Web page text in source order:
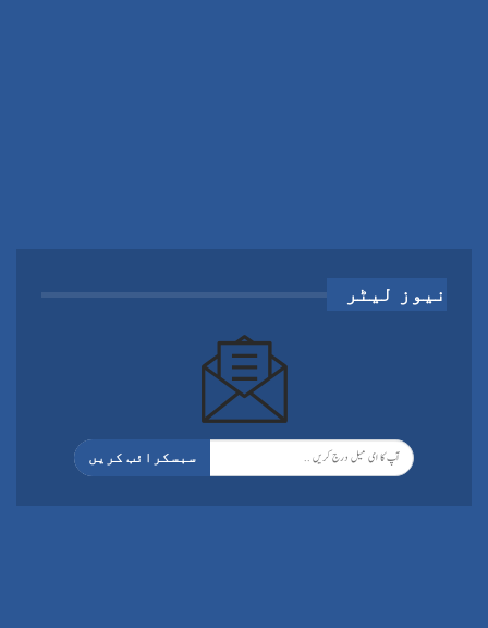
نیوز لیٹر
سبسکرائب کریں